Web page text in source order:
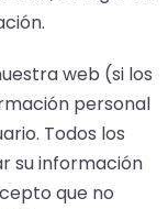
web (si los
personal
Todos los
su información
que no